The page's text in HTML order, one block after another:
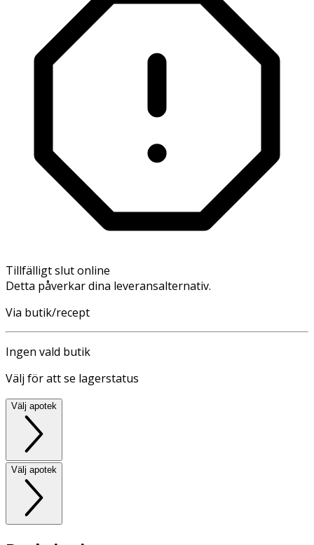
Tillfälligt slut online
Detta påverkar dina leveransalternativ.
Via butik/recept
Ingen vald butik
Välj för att se lagerstatus
Välj apotek
Välj apotek